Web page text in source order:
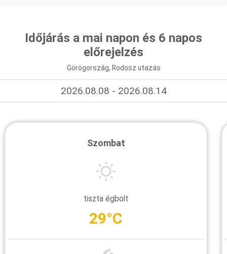
Időjárás a mai napon és 6 napos
előrejelzés
Görögország, Rodosz utazás
2026.08.08 - 2026.08.14
Szombat
tiszta égbolt
29°C